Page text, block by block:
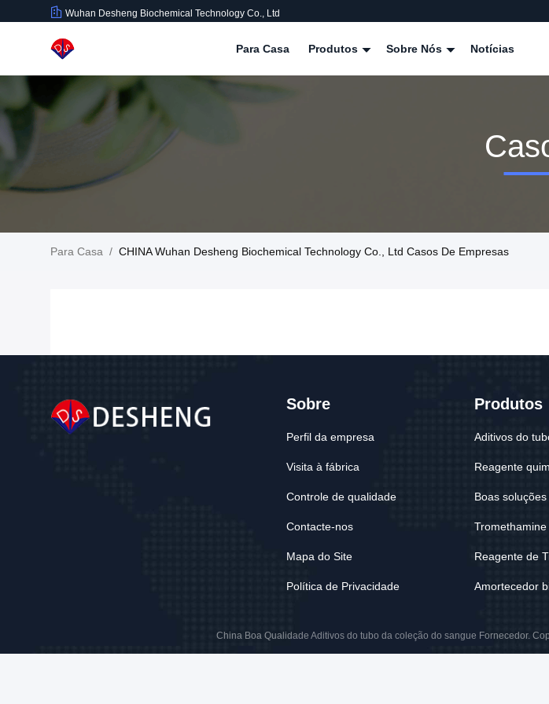
Wuhan Desheng Biochemical Technology Co., Ltd
Para Casa Produtos Sobre Nós Notícias
Para Casa / CHINA Wuhan Desheng Biochemical Technology Co., Ltd Casos De Empresas
Sobre
Perfil da empresa
Visita à fábrica
Controle de qualidade
Contacte-nos
Mapa do Site
Política de Privacidade
Produtos
Aditivos do
Reagente
Boas
Tromethamine
Reagente de
Amortecedor
China Boa Qualidade Aditivos do tubo da coleção do sangue Fornecedor.